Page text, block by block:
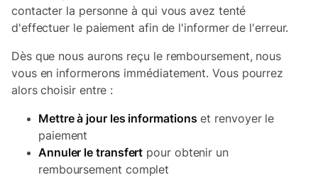
contacter la personne à qui vous avez tenté
d'effectuer le paiement afin de l'informer de l'erreur.
Dès que nous aurons reçu le remboursement, nous
vous en informerons immédiatement. Vous pourrez
alors choisir entre :
Mettre à jour les informations et renvoyer le
paiement
Annuler le transfert pour obtenir un
remboursement complet